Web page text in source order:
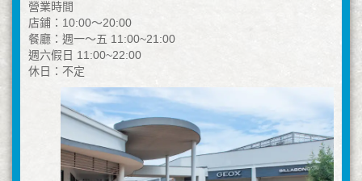
營業時間
店鋪：10:00〜20:00
餐廳：週一～五 11:00~21:00
週六假日 11:00~22:00
休日：不定